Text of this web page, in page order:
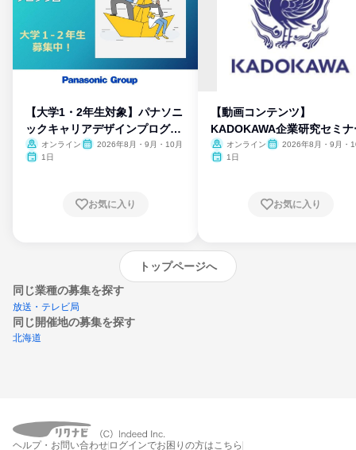
【大学1・2年生対象】パナソニ
ックキャリアデザインプログラ
ム
オンライン
2026年8月・9月・10月
1日
お気に入り
【動画コンテンツ】
KADOKAWA企業研究セミナ
オンライン
2026年8月・9月・
1日
お気に入り
トップページへ
同じ業種の募集を探す
放送・テレビ局
同じ開催地の募集を探す
北海道
エントリーするとプログラムの詳細案内を
受け取れるようになります
ヘルプ・お問い合わせ ログインでお困りの方はこちら